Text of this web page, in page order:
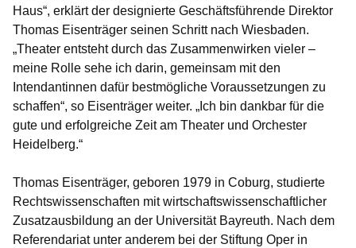
Haus“, erklärt der designierte Geschäftsführende Direktor
Thomas Eisenträger seinen Schritt nach Wiesbaden.
„Theater entsteht durch das Zusammenwirken vieler –
meine Rolle sehe ich darin, gemeinsam mit den
Intendantinnen dafür bestmögliche Voraussetzungen zu
schaffen“, so Eisenträger weiter. „Ich bin dankbar für die
gute und erfolgreiche Zeit am Theater und Orchester
Heidelberg.“
Thomas Eisenträger, geboren 1979 in Coburg, studierte
Rechtswissenschaften mit wirtschaftswissenschaftlicher
Zusatzausbildung an der Universität Bayreuth. Nach dem
Referendariat unter anderem bei der Stiftung Oper in